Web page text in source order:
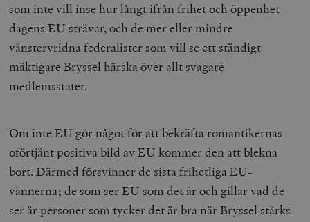
som inte vill inse hur långt ifrån frihet och öppenhet
dagens EU strävar, och de mer eller mindre
vänstervridna federalister som vill se ett ständigt
mäktigare Bryssel härska över allt svagare
medlemsstater.
Om inte EU gör något för att bekräfta romantikernas
oförtjänt positiva bild av EU kommer den att blekna
bort. Därmed försvinner de sista frihetliga EU-
vännerna; de som ser EU som det är och gillar vad de
ser är personer som tycker det är bra när Bryssel stärks